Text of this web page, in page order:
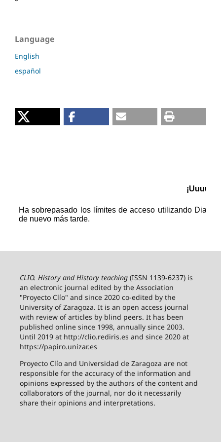
Language
English
español
CLIO. History and History teaching(ISSN 1139-6237) is
an electronic journal edited by the Association
"Proyecto Clío" and since 2020 co-edited by the
University of Zaragoza. It is an open access journal
with review of articles by blind peers. It has been
published online since 1998, annually since 2003.
Until 2019 at http://clio.rediris.es and since 2020 at
https://papiro.unizar.es
Proyecto Clío and Universidad de Zaragoza are not
responsible for the accuracy of the information and
opinions expressed by the authors of the content and
collaborators of the journal, nor do it necessarily
share their opinions and interpretations.